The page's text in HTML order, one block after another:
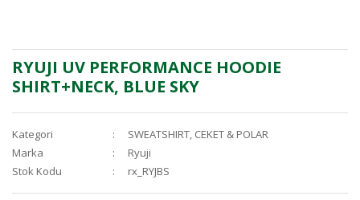
RYUJI UV PERFORMANCE HOODIE
SHIRT+NECK, BLUE SKY
Kategori
SWEATSHIRT, CEKET & POLAR
Marka
Ryuji
Stok Kodu
rx_RYJBS